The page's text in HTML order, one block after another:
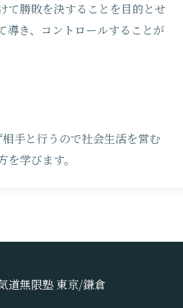
て勝敗を決することを目的とせ
導き、コントロールすることが
手と行うので社会生活を営む
を学びます。
道無限塾 東京/鎌倉